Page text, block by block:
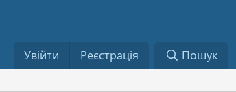
Увійти Реєстрація Пошук